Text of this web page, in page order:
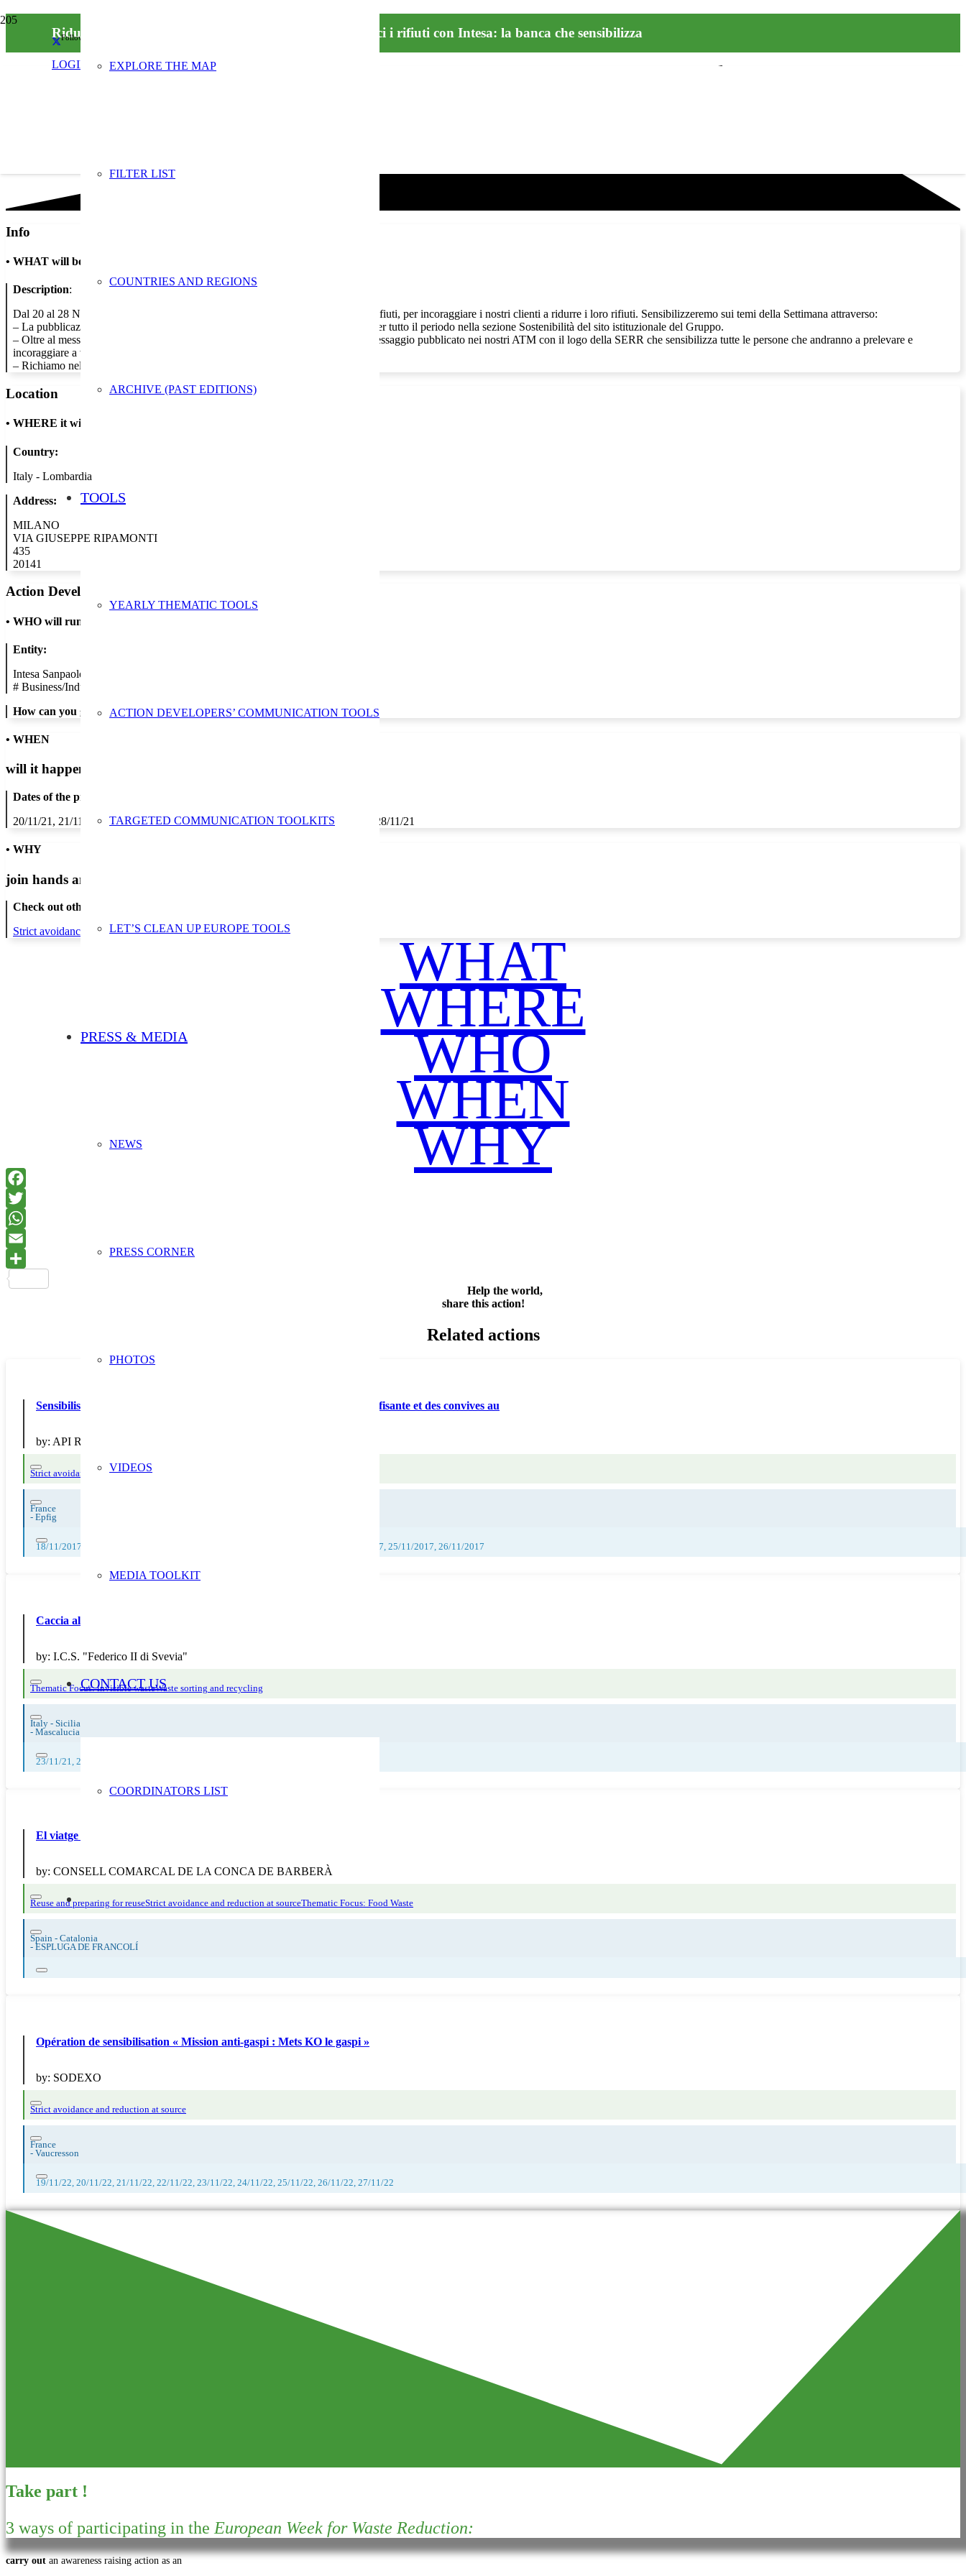
Follow us on social media
LOGIN EXPLORE THE MAP
FILTER LIST
COUNTRIES AND REGIONS
ARCHIVE (PAST EDITIONS)
TOOLS
YEARLY THEMATIC TOOLS
ACTION DEVELOPERS’ COMMUNICATION TOOLS
TARGETED COMMUNICATION TOOLKITS
LET’S CLEAN UP EUROPE TOOLS
PRESS & MEDIA
NEWS
PRESS CORNER
PHOTOS
VIDEOS
MEDIA TOOLKIT
CONTACT US
COORDINATORS LIST
Riduci i rifiuti con Intesa: la banca che sensibilizzaRiduci i rifiuti con Intesa: la banca che sensibilizza
Info
• WHAT will be done
Description:
Dal 20 al 28 Novembre aderiamo alla Settimana Europea per la Riduzione dei Rifiuti, per incoraggiare i nostri clienti a ridurre i loro rifiuti. Sensibilizzeremo sui temi della Settimana attraverso:
– La pubblicazione di una news nella nostra intranet aziendale che sarà visibile per tutto il periodo nella sezione Sostenibilità del sito istituzionale del Gruppo.
– Oltre al messaggio di default che invita a non stampare le ricevute ci sarà un messaggio pubblicato nei nostri ATM con il logo della SERR che sensibilizza tutte le persone che andranno a prelevare e
incoraggiare a visitare il sito ewwr.eu
– Richiamo nella news sul canale instagram
Location
• WHERE it will take place
Country:
Italy - Lombardia
Address:
MILANO
VIA GIUSEPPE RIPAMONTI
435
20141
Action Developer
• WHO will run the show
Entity:
Intesa Sanpaolo
# Business/Industry
How can you get in contact:
• WHEN
will it happen?
Dates of the proposed action:
20/11/21, 21/11/21, 22/11/21, 23/11/21, 24/11/21, 25/11/21, 26/11/21, 27/11/21, 28/11/21
• WHY
join hands and minds to
Check out other actions that will cover these themes:
Strict avoidance and reduction at sourceThematic Focus: invisible waste WHAT
WHERE
WHO
WHEN
WHY
Help the world,
share this action!
Related actions
Sensibilisation du personnel à la préparation d’assiettes en quantité suffisante et des convives au
by: API Restauration
Strict avoidance and reduction at source
France
- Epfig
18/11/2017, 19/11/2017, 20/11/2017, 21/11/2017, 22/11/2017, 23/11/2017, 24/11/2017, 25/11/2017, 26/11/2017
Caccia allo scartoCaccia allo scarto
by: I.C.S. "Federico II di Svevia"
Thematic Focus: invisible wasteWaste sorting and recycling
Italy - Sicilia
- Mascalucia
23/11/21, 24/11/21, 25/11/21, 26/11/21
El viatge de l’aliment – Escola Martí Poch
by: CONSELL COMARCAL DE LA CONCA DE BARBERÀ
Reuse and preparing for reuseStrict avoidance and reduction at sourceThematic Focus: Food Waste
Spain - Catalonia
- ESPLUGA DE FRANCOLÍ
Opération de sensibilisation « Mission anti-gaspi : Mets KO le gaspi »
by: SODEXO
Strict avoidance and reduction at source
France
- Vaucresson
19/11/22, 20/11/22, 21/11/22, 22/11/22, 23/11/22, 24/11/22, 25/11/22, 26/11/22, 27/11/22
Take part !
3 ways of participating in the European Week for Waste Reduction:
carry out an awareness raising action as an